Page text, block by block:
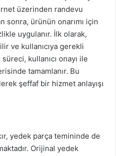
üzerinden randevu
sonra, ürünün onarımı için
uygulanır. İlk olarak,
ve kullanıcıya gerekli
kullanıcı onayı ile
tamamlanır. Bu
şeffaf bir hizmet anlayışı
yedek parça temininde de
Orijinal yedek